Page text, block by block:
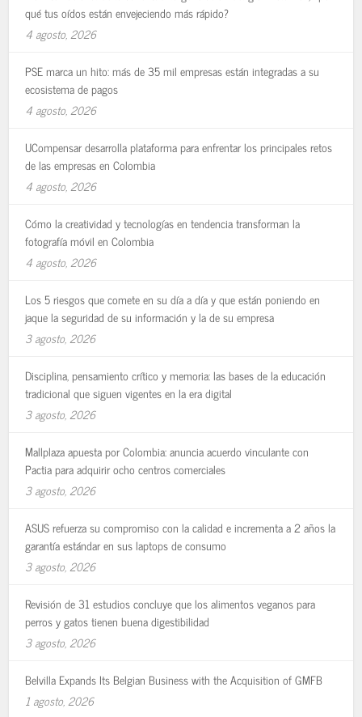
qué tus oídos están envejeciendo más rápido?
4 agosto, 2026
PSE marca un hito: más de 35 mil empresas están integradas a su
ecosistema de pagos
4 agosto, 2026
UCompensar desarrolla plataforma para enfrentar los principales retos
de las empresas en Colombia
4 agosto, 2026
Cómo la creatividad y tecnologías en tendencia transforman la
fotografía móvil en Colombia
4 agosto, 2026
Los 5 riesgos que comete en su día a día y que están poniendo en
jaque la seguridad de su información y la de su empresa
3 agosto, 2026
Disciplina, pensamiento crítico y memoria: las bases de la educación
tradicional que siguen vigentes en la era digital
3 agosto, 2026
Mallplaza apuesta por Colombia: anuncia acuerdo vinculante con
Pactia para adquirir ocho centros comerciales
3 agosto, 2026
ASUS refuerza su compromiso con la calidad e incrementa a 2 años la
garantía estándar en sus laptops de consumo
3 agosto, 2026
Revisión de 31 estudios concluye que los alimentos veganos para
perros y gatos tienen buena digestibilidad
3 agosto, 2026
Belvilla Expands Its Belgian Business with the Acquisition of GMFB
1 agosto, 2026